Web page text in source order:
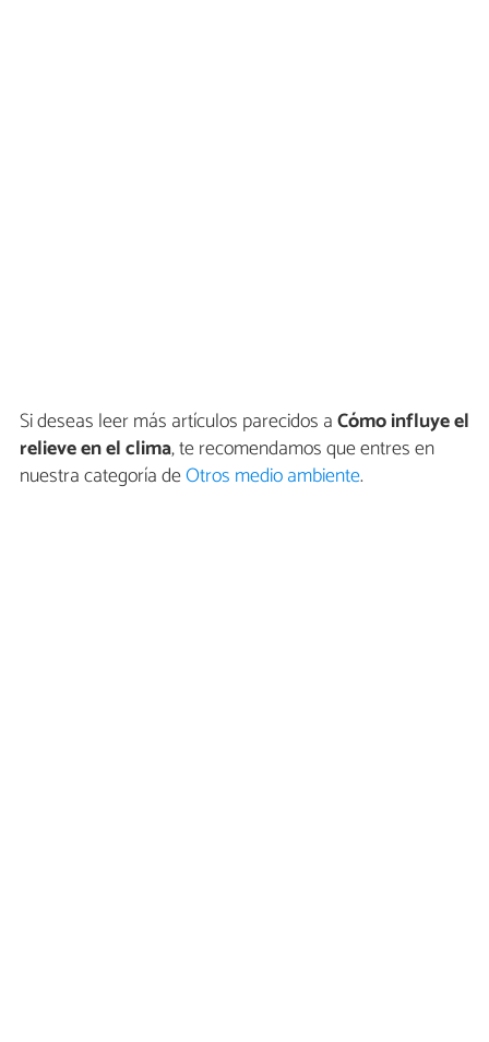
Si deseas leer más artículos parecidos aCómo influye el
relieve en el clima, te recomendamos que entres en
nuestra categoría deOtros medio ambiente.